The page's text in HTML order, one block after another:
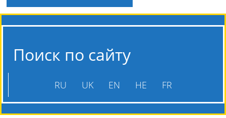
Поиск по сайту
RU UK EN HE FR